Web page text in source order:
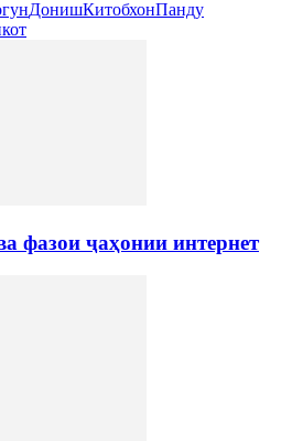
ДонишКитобхонПанду
фазои ҷаҳонии интернет